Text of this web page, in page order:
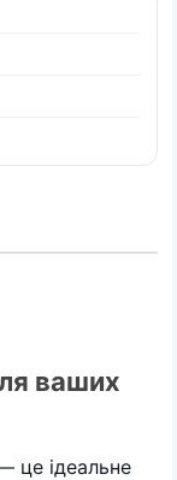
ваших
це ідеальне